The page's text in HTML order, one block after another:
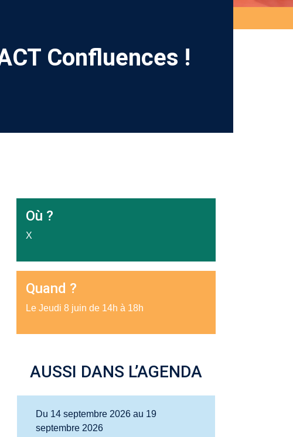
Confluences !
Où ?
X
Quand ?
Le Jeudi 8 juin de 14h à 18h
AUSSI DANS L’AGENDA
Du 14 septembre 2026 au 19
septembre 2026